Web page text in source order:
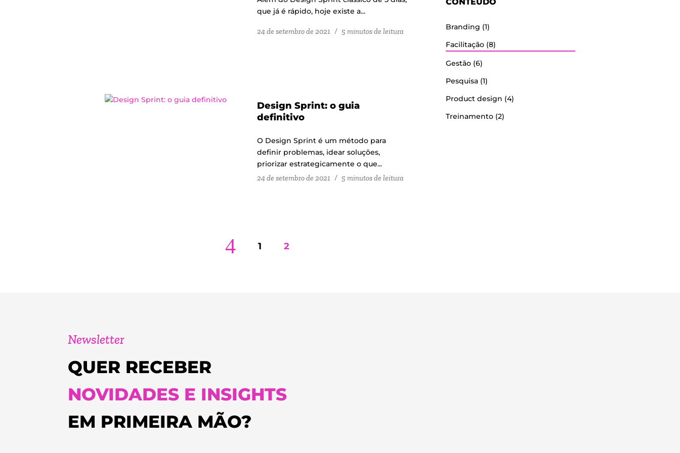
que já é rápido, hoje existe a...
24 de setembro de 2021 / 5 minutos de leitura
Design Sprint: o guia
definitivo
O Design Sprint é um método para
definir problemas, idear soluções,
priorizar estrategicamente o que...
24 de setembro de 2021 / 5 minutos de leitura
4 1 2
Branding (1)
Facilitação (8)
Gestão (6)
Pesquisa (1)
Product design (4)
Treinamento (2)
Newsletter
QUER RECEBER
NOVIDADES E INSIGHTS
EM PRIMEIRA MÃO?